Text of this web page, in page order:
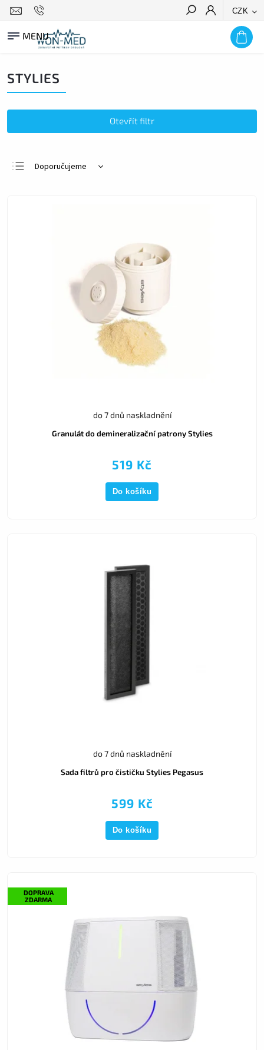
CZK
HLEDAT
STYLIES
Otevřít filtr
Doporučujeme
Granulát do demineralizační patrony Stylies
do 7 dnů naskladnění
519 Kč
Do košíku
Sada filtrů pro čističku Stylies Pegasus
do 7 dnů naskladnění
599 Kč
Do košíku
DOPRAVA
ZDARMA